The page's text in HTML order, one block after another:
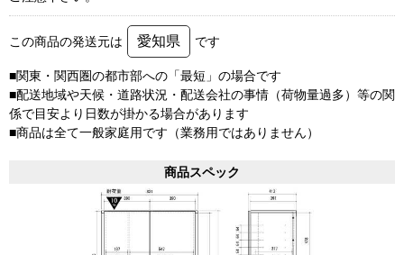
この商品の発送元は 愛知県 です
■関東・関西圏の都市部への「最短」の場合です
■配送地域や天候・道路状況・配送会社の事情（荷物量過多）等の関
係で目安より日数が掛かる場合があります
■商品は全て一般家庭用です（業務用ではありません）
商品スペック